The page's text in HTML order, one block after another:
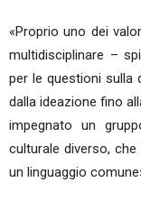
«Proprio uno dei
multidisciplinare –
per le questioni sulla
dalla ideazione fino
impegnato un
culturale diverso,
un linguaggio